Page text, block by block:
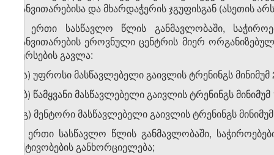
განვითარებისა და მხარდაჭერის ჯგუფისგან (ასეთის
ე) ერთი სასწავლო წლის განმავლობაში,
განვითარების ეროვნული ცენტრის მიერ
კურსების გავლა:
ე.ა) უფროსი მასწავლებელი გაივლის ტრენინგს
ე.ბ) წამყვანი მასწავლებელი გაივლის ტრენინგს
ე.გ) მენტორი მასწავლებელი გაივლის ტრენინგს
ვ) ერთი სასწავლო წლის განმავლობაში,
აქტივობების განხორციელება;